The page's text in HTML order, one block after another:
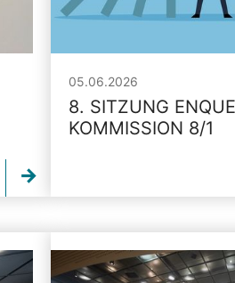
05.06.2026
8. SITZUNG
KOMMISSION 8/1